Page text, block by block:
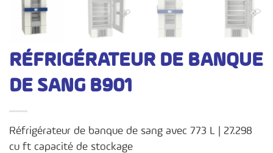
RÉFRIGÉRATEUR DE BANQUE
DE SANG B901
Réfrigérateur de banque de sang avec 773 L | 27.298
cu ft capacité de stockage